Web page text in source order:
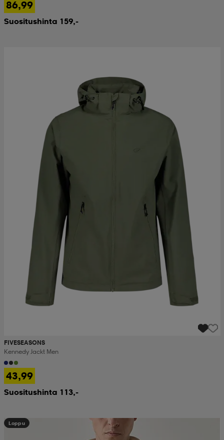
86,99
Suositushinta 159,-
FIVESEASONS
Kennedy Jackt Men
43,99
Suositushinta 113,-
Loppu